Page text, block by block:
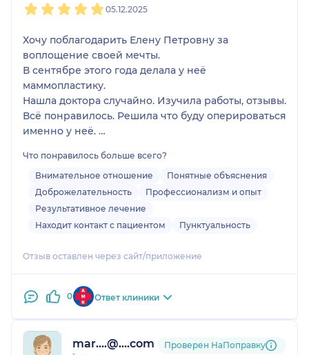
05.12.2025
Хочу поблагодарить Елену Петровну за
воплощение своей мечты.
В сентябре этого года делала у неё
маммопластику.
Нашла доктора случайно. Изучила работы, отзывы.
Всё понравилось. Решила что буду оперироваться
именно у неё.
При живом общении доктор понравилась ещё
больше 😊
Моё решение идти именно к ней стало
стопроцентным.
На консультации она всё понятно объяснила,
В день операции Елена Петровна пришла ко мне
участливое.
Вы не остаётесь с ними один на один.
Что понравилось больше всего?
Внимательное отношение
Понятные объяснения
Доброжелательность
Профессионализм и опыт
Результативное лечение
Находит контакт с пациентом
Пунктуальность
Отзыв оставлен через сайт/приложение
0 Ответ клиники
mar....@....com Проверен НаПоправку